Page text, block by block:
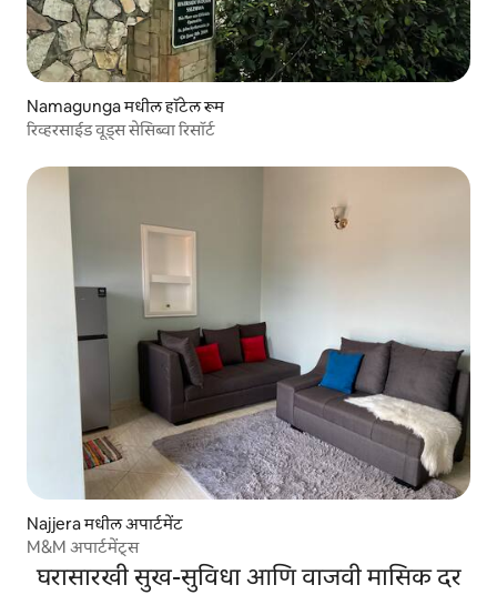
Namagunga मधील हॉटेल रूम
रिव्हरसाईड वूड्स सेसिब्वा रिसॉर्ट
Najjera मधील अपार्टमेंट
M&M अपार्टमेंट्स
घरासारखी सुख-सुविधा आणि वाजवी मासिक दर